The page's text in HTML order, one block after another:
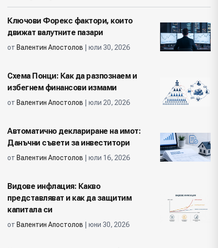
Ключови Форекс фактори, които
движат валутните пазари
от Валентин Апостолов | юли 30, 2026
Схема Понци: Как да разпознаем и
избегнем финансови измами
от Валентин Апостолов | юли 20, 2026
Автоматично деклариране на имот:
Данъчни съвети за инвеститори
от Валентин Апостолов | юли 16, 2026
Видове инфлация: Какво
представляват и как да защитим
капитала си
от Валентин Апостолов | юни 30, 2026